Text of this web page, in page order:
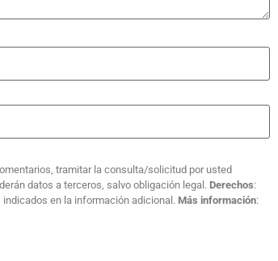
tramitar la consulta/solicitud por usted
datos a terceros, salvo obligación legal. Derechos:
en la información adicional. Más información: